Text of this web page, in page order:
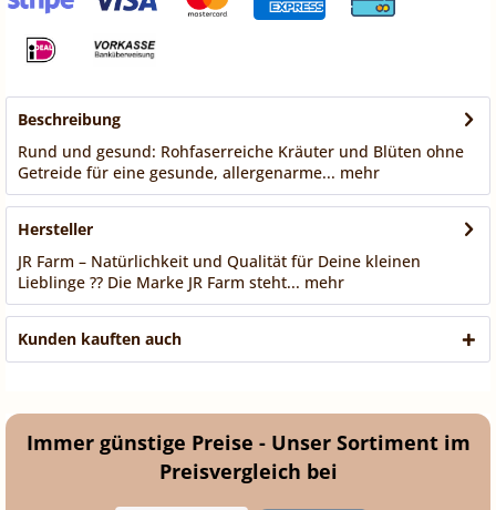
Beschreibung
Rund und gesund: Rohfaserreiche Kräuter und Blüten ohne
Getreide für eine gesunde, allergenarme... mehr
Hersteller
JR Farm – Natürlichkeit und Qualität für Deine kleinen
Lieblinge ?? Die Marke JR Farm steht... mehr
Kunden kauften auch
Immer günstige Preise - Unser Sortiment im
Preisvergleich bei